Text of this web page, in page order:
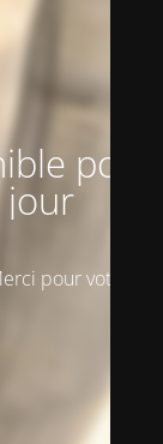
pour
jour
pour votre